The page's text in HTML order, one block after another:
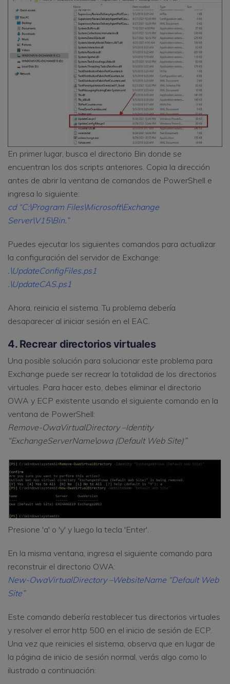
En primer lugar, busca el directorio Bin donde se
encuentran los dos scripts anteriores. Copia la dirección
antes de abrir la ventana de comandos de PowerShell e
ingresa lo siguiente:
cd “C:\Program Files\Microsoft\Exchange
Server\V15\Bin.”
Puedes ejecutar los siguientes comandos para actualizar
la configuración del servidor de Exchange:
.\UpdateConfigFiles.ps1
.\UpdateCAS.ps1
Ahora, reinicia el sistema. Tu problema debería
desaparecer al iniciar sesión en el EAC.
4. Recrear directorios virtuales
Una posible solución para solucionar este problema para
Exchange puede ser recrear la totalidad de los directorios
virtuales. Para hacer esto, debes eliminar el directorio
OWA y ECP existente usando el siguiente comando en la
ventana de PowerShell:
Remove-OwaVirtualDirectory –Identity
“ExchangeServerName\owa (Default Web Site)”
Presione 'a' o 'y' y luego la tecla 'Enter'.
En la misma ventana, ingresa el siguiente comando para
reconstruir el directorio OWA:
New-OwaVirtualDirectory –WebsiteName “Default Web
Site”
Este comando debería restablecer tus directorios virtuales
y resolver el error http 500 en el inicio de sesión de ECP.
Una vez que reinicies el sistema, observa que en lugar de
la página de inicio de sesión normal, verás algo como lo
ilustrado a continuación: